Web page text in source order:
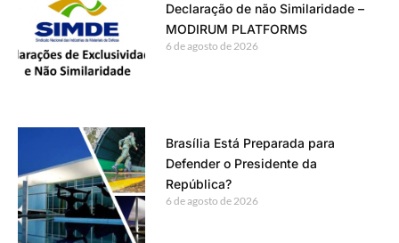
Declaração de não Similaridade –
MODIRUM PLATFORMS
6 de agosto de 2026
Brasília Está Preparada para
Defender o Presidente da
República?
6 de agosto de 2026